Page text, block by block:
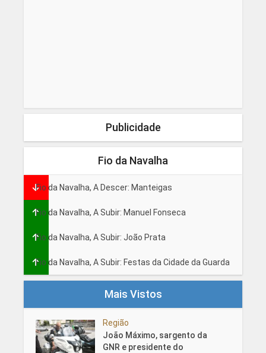
Publicidade
Fio da Navalha
Fio da Navalha, A Descer: Manteigas
Fio da Navalha, A Subir: Manuel Fonseca
Fio da Navalha, A Subir: João Prata
Fio da Navalha, A Subir: Festas da Cidade da Guarda
Mais Vistos
Região
João Máximo, sargento da
GNR e presidente do